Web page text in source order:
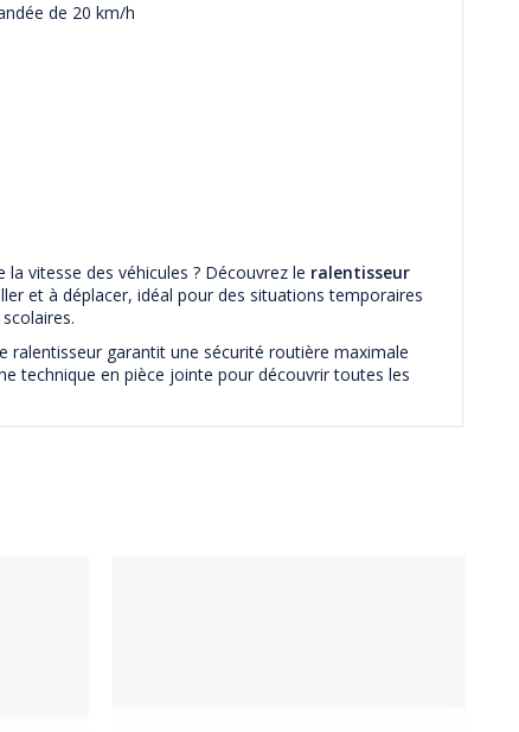
de 20 km/h
vitesse des véhicules ? Découvrez le ralentisseur
et à déplacer, idéal pour des situations temporaires
ralentisseur garantit une sécurité routière maximale
technique en pièce jointe pour découvrir toutes les